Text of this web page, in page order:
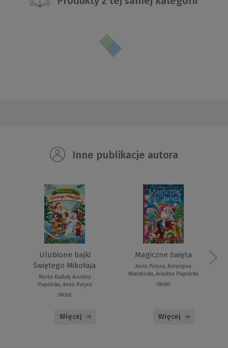
Inne publikacje autora
Ulubione bajki
Świętego Mikołaja
Marta Koźlak, Ariadna
Piepiórka, Anna Potyra
skrzat
Więcej
Magiczne święta
Anna Potyra, Katarzyna
Wierzbicka, Ariadna Piepiórka
skrzat
Więcej